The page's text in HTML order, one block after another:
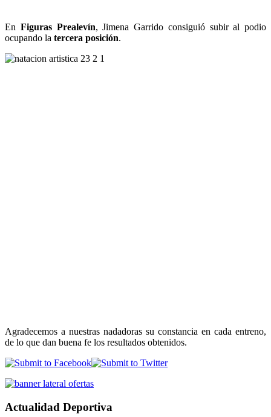
En Figuras Prealevín, Jimena Garrido consiguió subir al podio
ocupando la tercera posición.
Agradecemos a nuestras nadadoras su constancia en cada entreno,
de lo que dan buena fe los resultados obtenidos.
Actualidad Deportiva